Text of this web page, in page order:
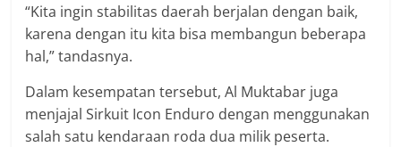
“Kita ingin stabilitas daerah berjalan dengan baik,
karena dengan itu kita bisa membangun beberapa
hal,” tandasnya.
Dalam kesempatan tersebut, Al Muktabar juga
menjajal Sirkuit Icon Enduro dengan menggunakan
salah satu kendaraan roda dua milik peserta.